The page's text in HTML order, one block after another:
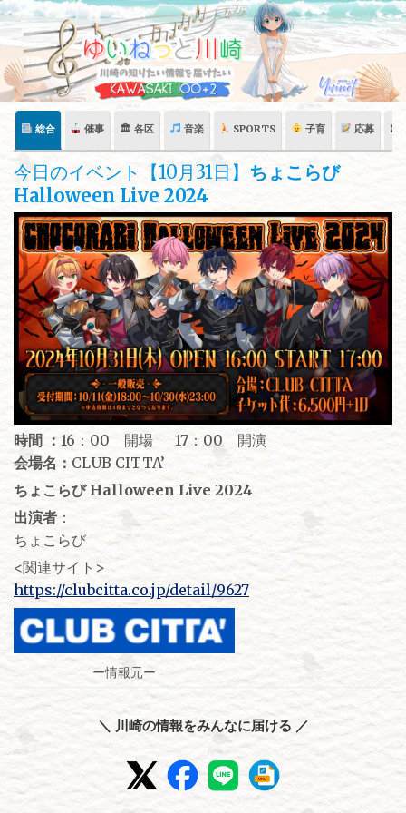
Skip
content
総合 催事 🏛 各区 音楽 SPORTS 子育 応募 🏛
今日のイベント【10月31日】 ちょこらび
Halloween Live 2024
時間 ：16：00 開場 17：00 開演
会場名： CLUB CITTA’
ちょこらび Halloween Live 2024
出演者：
ちょこらび
<関連サイト>
https://clubcitta.co.jp/detail/9627
ー情報元ー
＼ 川崎の情報をみんなに届ける ／